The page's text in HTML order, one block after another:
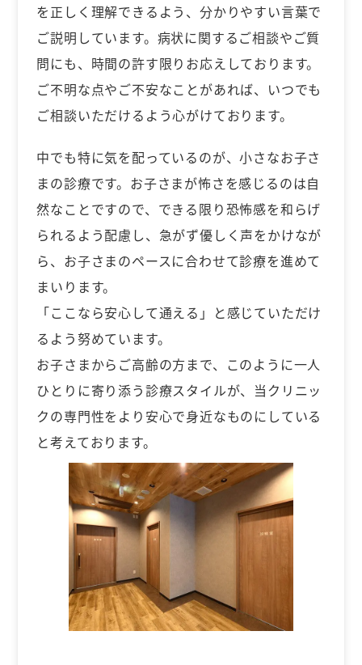
を正しく理解できるよう、分かりやすい言葉で
ご説明しています。病状に関するご相談やご質
問にも、時間の許す限りお応えしております。
ご不明な点やご不安なことがあれば、いつでも
ご相談いただけるよう心がけております。
中でも特に気を配っているのが、小さなお子さ
まの診療です。お子さまが怖さを感じるのは自
然なことですので、できる限り恐怖感を和らげ
られるよう配慮し、急がず優しく声をかけなが
ら、お子さまのペースに合わせて診療を進めて
まいります。
「ここなら安心して通える」と感じていただけ
るよう努めています。
お子さまからご高齢の方まで、このように一人
ひとりに寄り添う診療スタイルが、当クリニッ
クの専門性をより安心で身近なものにしている
と考えております。